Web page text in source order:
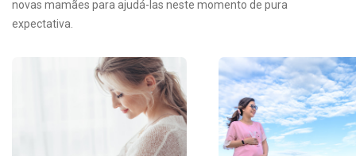
novas mamães para ajudá-las neste momento de pura
expectativa.